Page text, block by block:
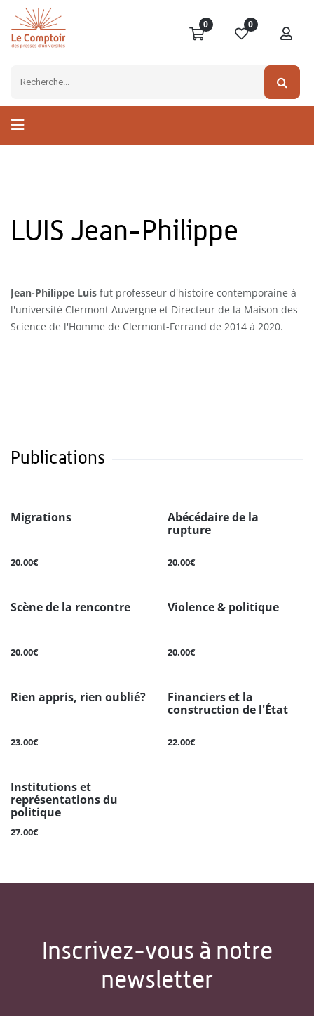
0 0
LUIS Jean-Philippe
Jean-Philippe Luis fut professeur d'histoire contemporaine à
l'université Clermont Auvergne et Directeur de la Maison des
Science de l'Homme de Clermont-Ferrand de 2014 à 2020.
Publications
Migrations
20.00€
Abécédaire de la
rupture
20.00€
Scène de la rencontre
20.00€
Violence & politique
20.00€
Rien appris, rien oublié?
23.00€
Financiers et la
construction de l'État
22.00€
Institutions et
représentations du
politique
27.00€
Inscrivez-vous à notre
newsletter